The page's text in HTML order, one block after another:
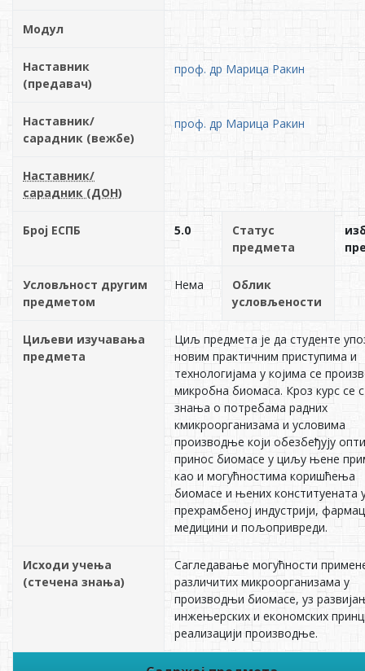
Модул
Наставник
(предавач)
проф. др Марица Ракин
Наставник/
сарадник (вежбе)
проф. др Марица Ракин
Наставник/
сарадник (ДОН)
Број ЕСПБ 5.0
Статус
предмета
Условљност другим
предметом
Нема
Облик
условљености
Циљеви изучавања
предмета
Циљ предмета је да студенте
новим практичним приступима и
технологијама у којима се
микробна биомаса. Кроз курс се
знања о потребама радних
кмикроорганизама и условима
производње који обезбеђују
принос биомасе у циљу њене
као и могућностима коришћења
биомасе и њених конституената
прехрамбеној индустрији,
медицини и пољопривреди.
Исходи учења
(стечена знања)
Сагледавање могућности
различитих микроорганизама у
производњи биомасе, уз
инжењерских и економских
реализацији производње.